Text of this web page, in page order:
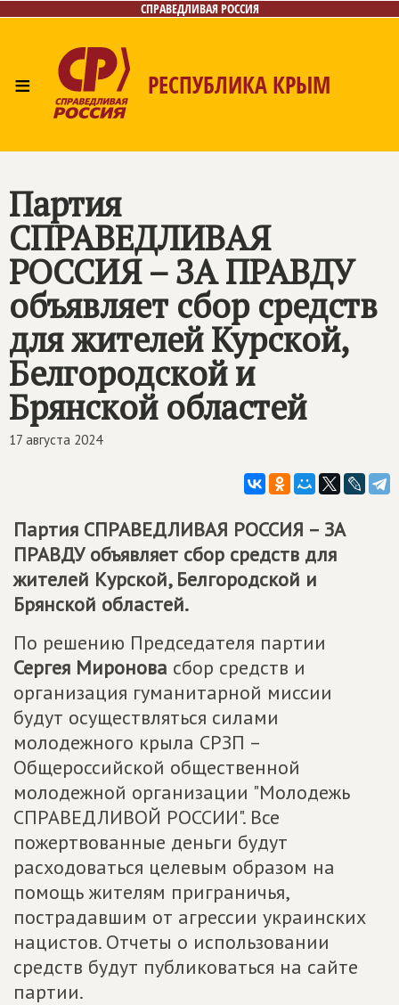
СПРАВЕДЛИВАЯ РОССИЯ
≡ РЕСПУБЛИКА КРЫМ
Партия
СПРАВЕДЛИВАЯ
РОССИЯ – ЗА ПРАВДУ
объявляет сбор средств
для жителей Курской,
Белгородской и
Брянской областей
17 августа 2024
Партия СПРАВЕДЛИВАЯ РОССИЯ – ЗА
ПРАВДУобъявляет сбор средств для
жителей Курской, Белгородской и
Брянской областей.
По решению Председателя партии
Сергея Миронова сбор средств и
организация гуманитарной миссии
будут осуществляться силами
молодежного крыла СРЗП –
Общероссийской общественной
молодежной организации "Молодежь
СПРАВЕДЛИВОЙ РОССИИ". Все
пожертвованные деньги будут
расходоваться целевым образом на
помощь жителям приграничья,
пострадавшим от агрессии украинских
нацистов. Отчеты о использовании
средств будут публиковаться на сайте
партии.